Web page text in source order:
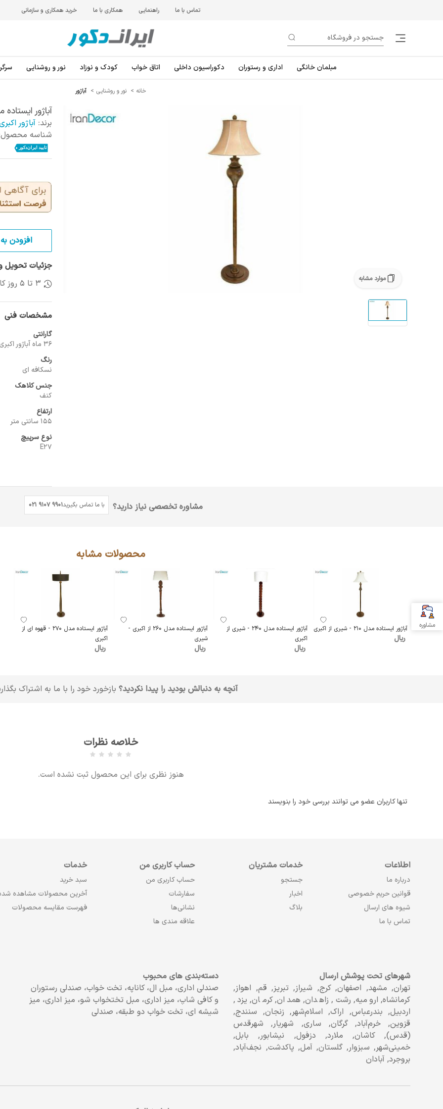
تماس با ما راهنمایی همکاری با ما خرید همکاری و سازمانی
مبلمان خانگی اداری و رستوران دکوراسیون داخلی اتاق خواب کودک و نوزاد نور و روشنایی
خانه > نور و روشنایی > آباژور
موارد مشابه
آباژور ایستاده مدل 220 - نسکافه
برند: آباژور
شناسه
افزودن
جزئیات تحویل
3 تا 5 روز کاری
مشخصات فنی
گارانتی
36 ماه آباژور اکبری
رنگ
نسکافه‌ ای
جنس کلاهک
کنف
ارتفاع
155 سانتی متر
نوع سرپیچ
E27
مشاوره تخصصی نیاز دارید؟ با ما تماس بگیرید021 9107 9901
محصولات مشابه
آباژور ایستاده مدل 210 - شیری از اکبری
ریال
آباژور ایستاده مدل 240 - شیری از
اکبری
ریال
آباژور ایستاده مدل 260 از اکبری -
شیری
ریال
آباژور ایستاده مدل 270 - قهوه ای از
اکبری
ریال
آنچه به دنبالش بودید را پیدا نکردید؟ بازخورد خود را با ما به اشتراک
خلاصه نظرات
هنوز نظری برای این محصول ثبت نشده است.
تنها کاربران عضو می توانند بررسی خود را بنویسند
اطلاعات
درباره ما
قوانین حریم خصوصی
شیوه های ارسال
تماس با ما
خدمات مشتریان
جستجو
اخبار
بلاگ
حساب کاربری من
حساب کاربری من
سفارشات
نشانی‌ها
علاقه مندی ها
خدمات
سبد خرید
آخرین محصولات مشاهده
فهرست مقایسه محصولات
شهرهای تحت پوشش ارسال
تهران, مشهد, اصفهان, کرج, شیراز, تبریز, قم, اهواز,
کرمانشاه, ارومیه, رشت, زاهدان, همدان, کرمان, یزد,
اردبیل, بندرعباس, اراک, اسلام‌شهر, زنجان, سنندج,
قزوین, خرم‌آباد, گرگان, ساری, شهریار, شهرقدس
(قدس), کاشان, ملارد, دزفول, نیشابور, بابل,
خمینی‌شهر, سبزوار, گلستان, آمل, پاکدشت, نجف‌آباد,
بروجرد, آبادان
دسته‌بندی های محبوب
صندلی اداری، مبل ال، کاناپه، تخت خواب، صندلی رستوران
و کافی شاپ، میز اداری، مبل تختخواب شو، میز اداری، میز
شیشه ای، تخت خواب دو طبقه، صندلی
مشاوره